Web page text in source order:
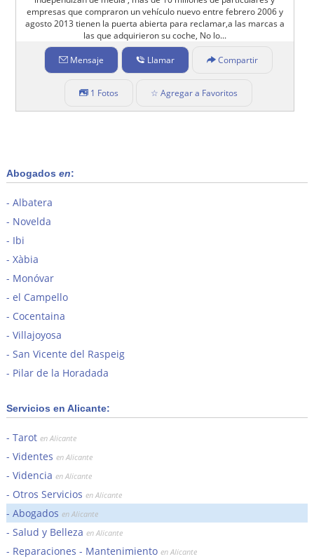
empresas que compraron un vehículo nuevo entre febrero 2006 y
agosto 2013 tienen la puerta abierta para reclamar,a las marcas a
las que adquirieron su coche, No lo...
Mensaje Llamar Compartir
1 Fotos ☆ Agregar a Favoritos
Abogados en:
Albatera
Novelda
Ibi
Xàbia
Monóvar
el Campello
Cocentaina
Villajoyosa
San Vicente del Raspeig
Pilar de la Horadada
Servicios en Alicante:
Tarot en Alicante
Videntes en Alicante
Videncia en Alicante
Otros Servicios en Alicante
Abogados en Alicante
Salud y Belleza en Alicante
Reparaciones - Mantenimiento en Alicante